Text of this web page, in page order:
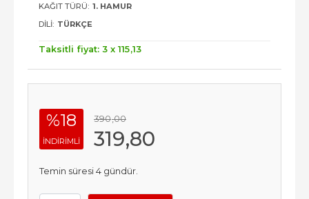
KAĞIT TÜRÜ: 1. HAMUR
DILI: TÜRKÇE
Taksitli fiyat: 3 x 115,13
%18
INDIRIMLI
390,00
319,80
Temin süresi 4 gündür.